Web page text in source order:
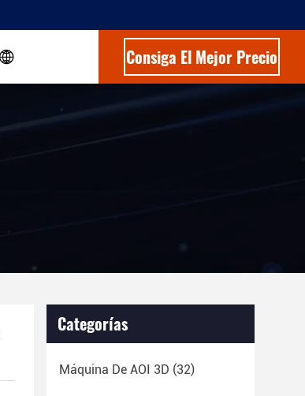
Consiga El Mejor Precio
Categorías
Máquina De AOI 3D (32)